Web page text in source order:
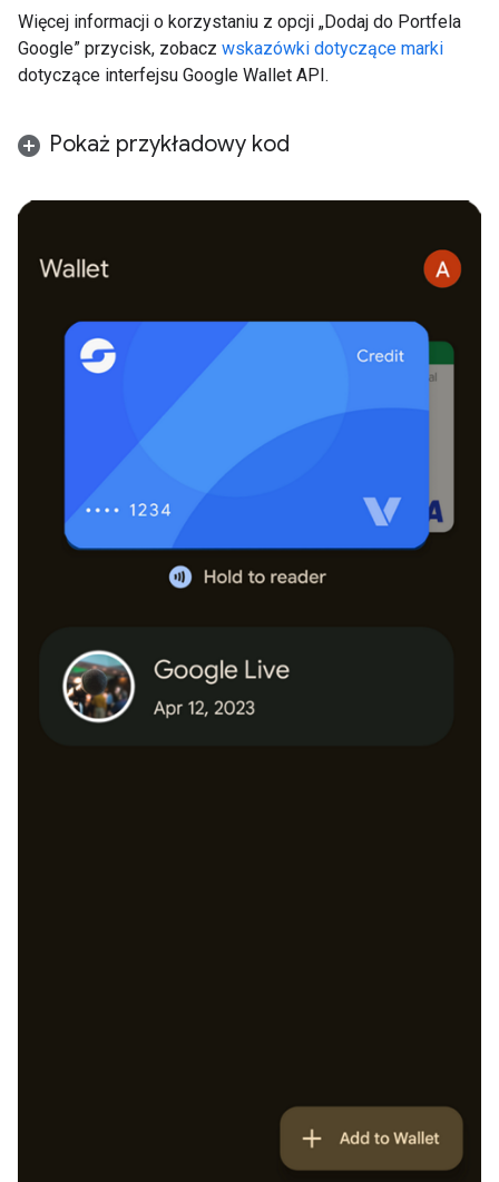
Więcej informacji o korzystaniu z opcji „Dodaj do Portfela
Google” przycisk, zobacz wskazówki dotyczące marki
dotyczące interfejsu Google Wallet API.
Pokaż przykładowy kod